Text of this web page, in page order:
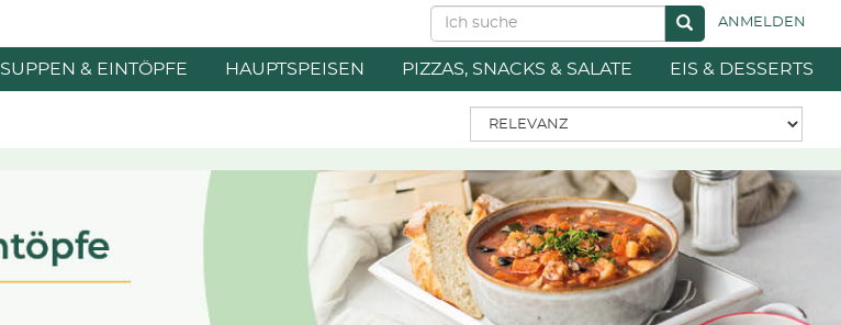
ANMELDEN
SUPPEN & EINTÖPFE HAUPTSPEISEN PIZZAS, SNACKS & SALATE EIS & DESSERTS